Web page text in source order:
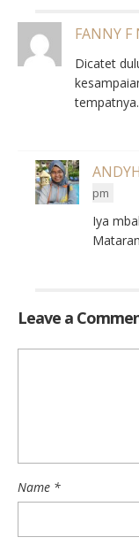
FANNY F
Dicatet
pm
Iya
Leave a
Name *